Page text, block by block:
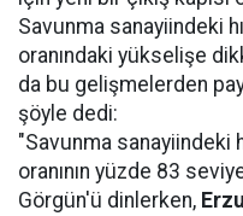
Savunma sanayiindeki
oranındaki yükselişe
da bu gelişmelerden
şöyle dedi:
"Savunma sanayiindeki
oranının yüzde 83
Görgün'ü dinlerken,